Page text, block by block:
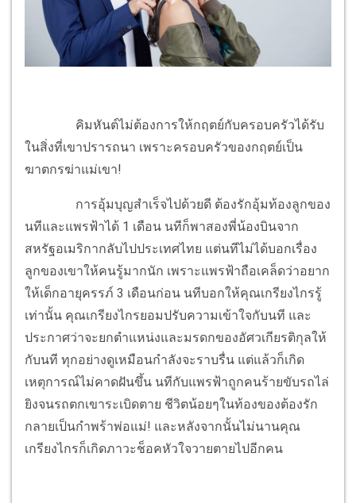
คิมหันต์ไม่ต้องการให้กฤตย์กับครอบครัวได้รับ
ในสิ่งที่เขาปรารถนา เพราะครอบครัวของกฤตย์เป็น
ฆาตกรฆ่าแม่เขา!
การอุ้มบุญสำเร็จไปด้วยดี ต้องรักอุ้มท้องลูกของ
นทีและแพรฟ้าได้ 1 เดือน นทีก็พาสองพี่น้องบินจาก
สหรัฐอเมริกากลับไปประเทศไทย แต่นทีไม่ได้บอกเรื่อง
ลูกของเขาให้คนรู้มากนัก เพราะแพรฟ้าถือเคล็ดว่าอยาก
ให้เด็กอายุครรภ์ 3 เดือนก่อน นทีบอกให้คุณเกรียงไกรรู้
เท่านั้น คุณเกรียงไกรยอมปรับความเข้าใจกับนที และ
ประกาศว่าจะยกตำแหน่งและมรดกของอัศวเกียรติกุลให้
กับนที ทุกอย่างดูเหมือนกำลังจะราบรื่น แต่แล้วก็เกิด
เหตุการณ์ไม่คาดฝันขึ้น นทีกับแพรฟ้าถูกคนร้ายขับรถไล่
ยิงจนรถตกเขาระเบิดตาย ชีวิตน้อยๆในท้องของต้องรัก
กลายเป็นกำพร้าพ่อแม่! และหลังจากนั้นไม่นานคุณ
เกรียงไกรก็เกิดภาวะช็อคหัวใจวายตายไปอีกคน